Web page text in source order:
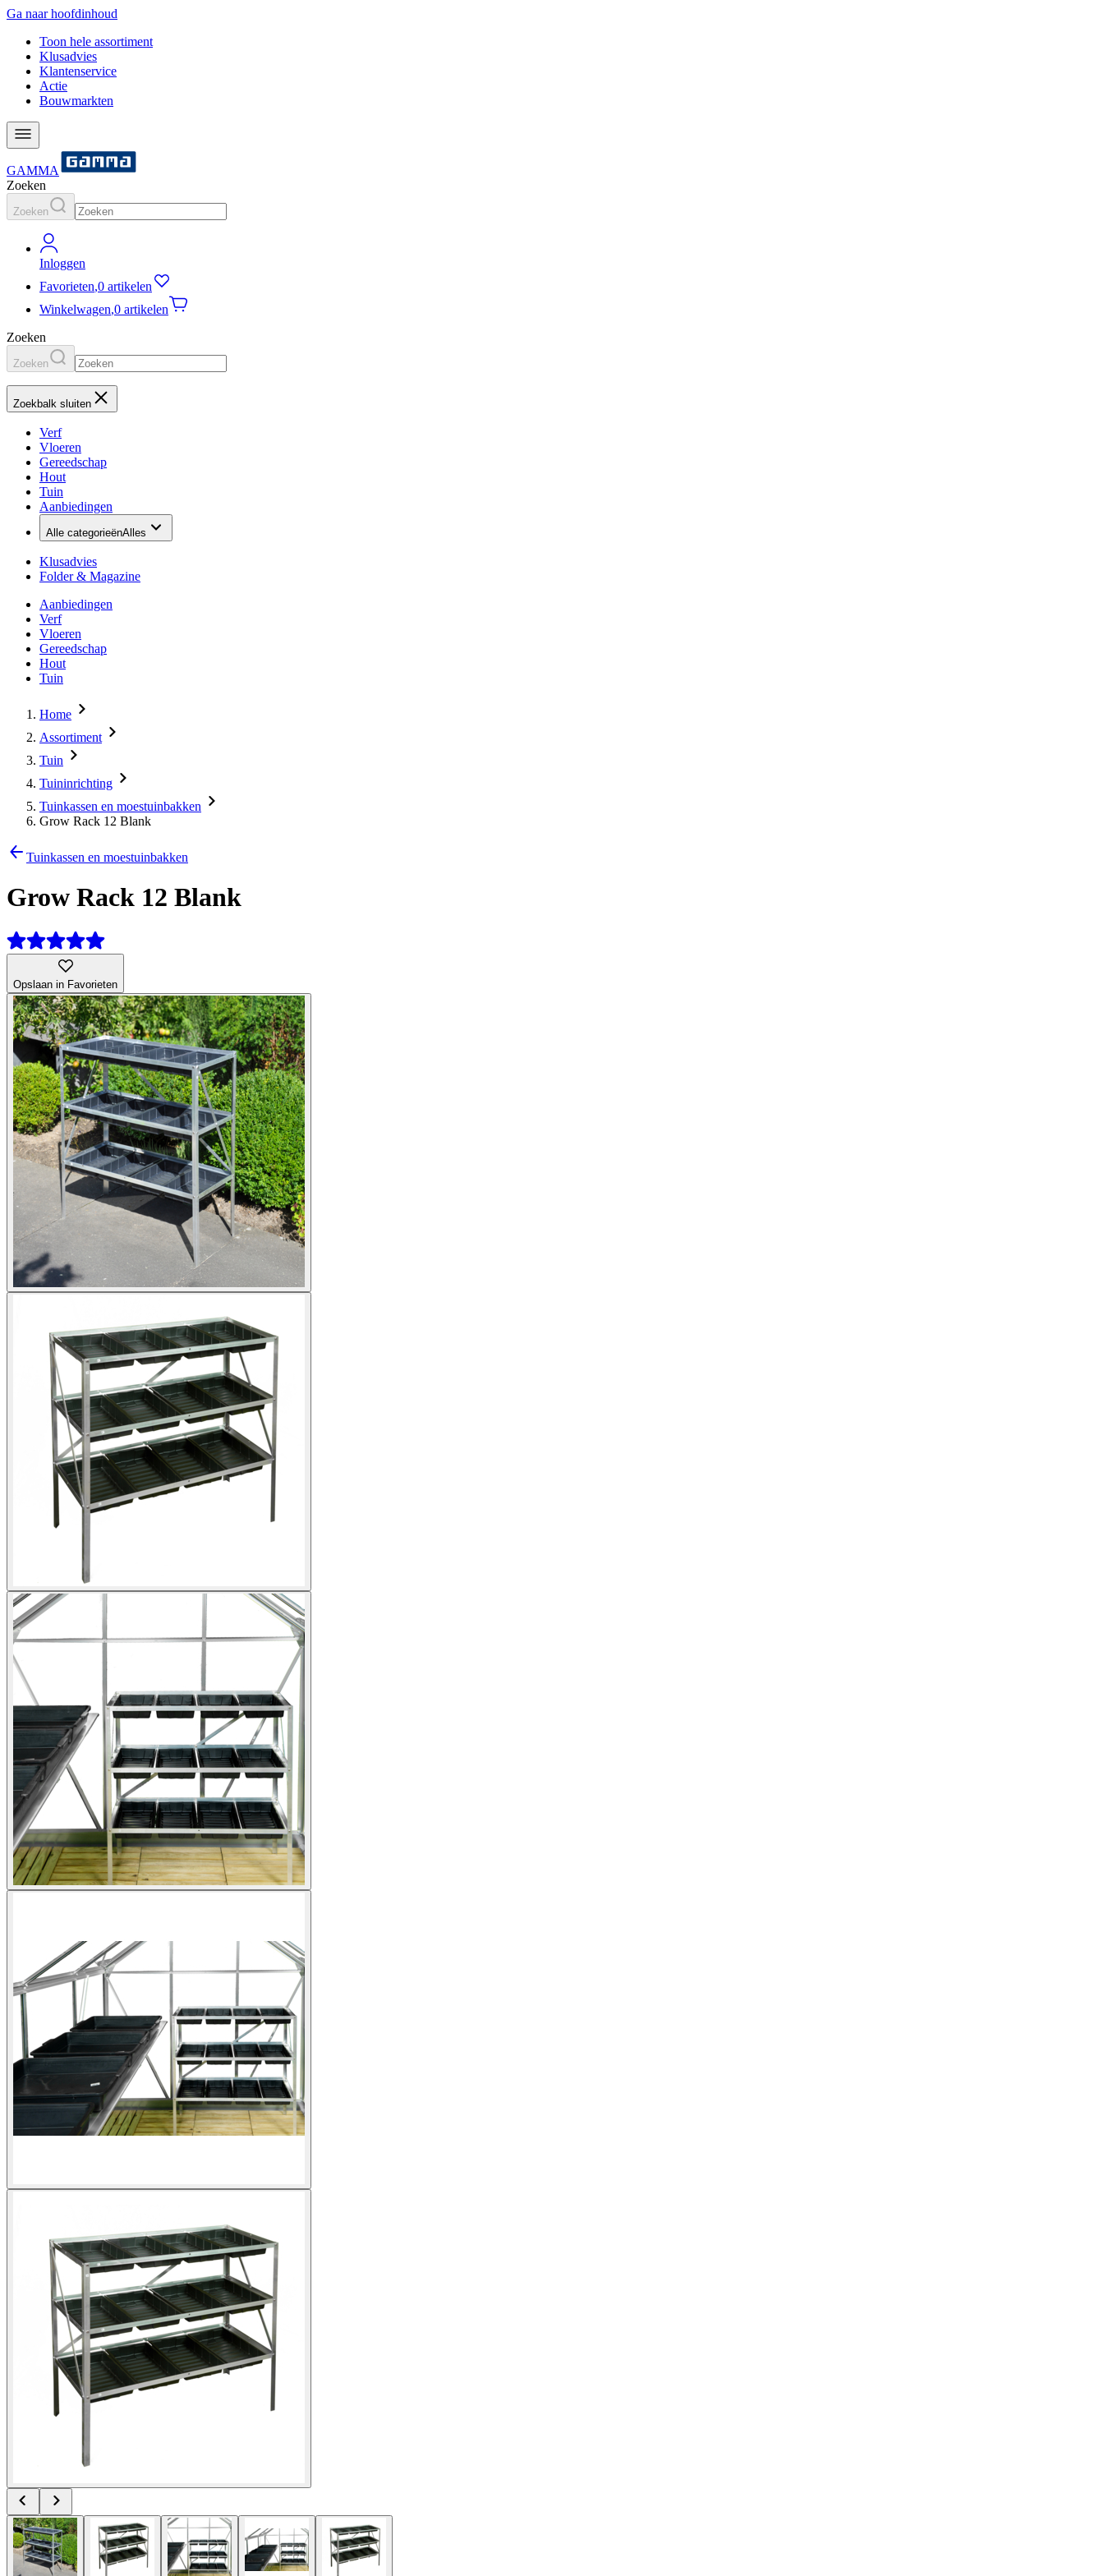
Ga naar hoofdinhoud
Toon hele assortiment
Klusadvies
Klantenservice
Actie
Bouwmarkten
GAMMA
Zoeken
Zoeken
Inloggen
Favorieten,0 artikelen
Winkelwagen,0 artikelen
Zoeken
Zoeken
Zoekbalk sluiten
Verf
Vloeren
Gereedschap
Hout
Tuin
Aanbiedingen
Alle categorieënAlles
Klusadvies
Folder & Magazine
Aanbiedingen
Verf
Vloeren
Gereedschap
Hout
Tuin
Home
Assortiment
Tuin
Tuininrichting
Tuinkassen en moestuinbakken
Grow Rack 12 Blank
Tuinkassen en moestuinbakken
Grow Rack 12 Blank
Opslaan in Favorieten